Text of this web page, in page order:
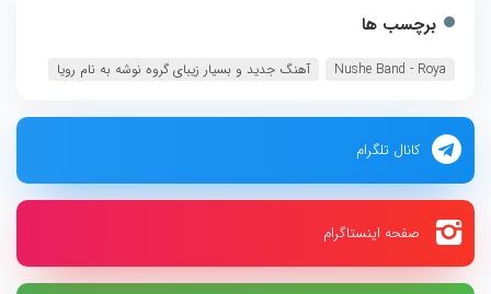
برچسب ها
Nushe Band - Roya آهنگ جدید و بسیار زیبای گروه نوشه به نام رویا
کانال تلگرام
صفحه اینستاگرام